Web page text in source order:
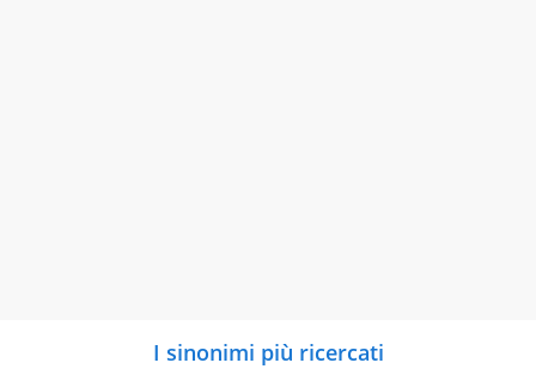
I sinonimi più ricercati